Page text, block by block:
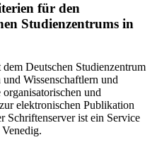
für den
Studienzentrums in
Deutschen Studienzentrum
Wissenschaftlern und
und
elektronischen Publikation
Schriftenserver ist ein Service